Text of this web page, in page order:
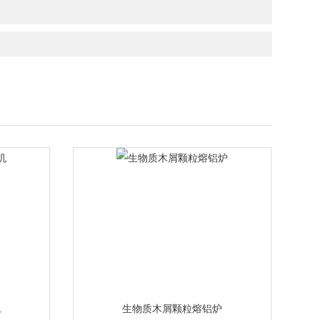
生物质木屑颗粒熔铝炉